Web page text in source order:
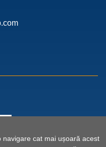
cat mai ușoară acest